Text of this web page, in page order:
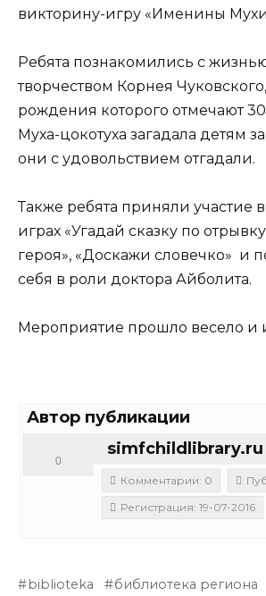
викторину-игру «Именины
Ребята познакомились с
творчеством Корнея
рождения которого отмечают 30
Муха-цокотуха загадала детям
они с удовольствием отгадали.
Также ребята приняли участие
играх «Угадай сказку по
героя», «Доскажи словечко» и
себя в роли доктора Айболита.
Мероприятие прошло весело и
Автор публикации
simfchildlibrary.ru
0
Комментарии: 0
Регистрация: 19-07-2016
biblioteka библиотека региона